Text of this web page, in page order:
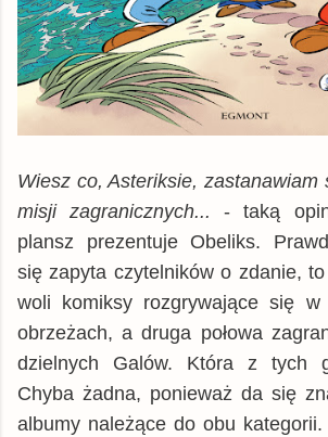
Wiesz co, Asteriksie, zastanawiam
misji zagranicznych...- taką
plansz prezentuje Obeliks.
się zapyta czytelników o zdanie, to
woli komiksy rozgrywające się
obrzeżach, a druga połowa
dzielnych Galów. Która z tych
Chyba żadna, ponieważ da się
albumy należące do obu